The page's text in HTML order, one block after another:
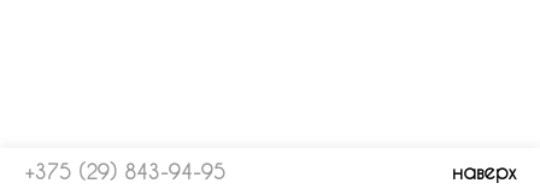
+375 (29) 843-94-95 наверх